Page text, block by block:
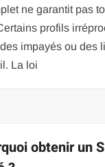
ne garantit pas
profils
impayés ou des
La loi
obtenir un